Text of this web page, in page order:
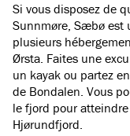
Si vous disposez de
Sunnmøre, Sæbø est
plusieurs
Ørsta. Faites une
un kayak ou partez
de Bondalen. Vous
le fjord pour
Hjørundfjord.